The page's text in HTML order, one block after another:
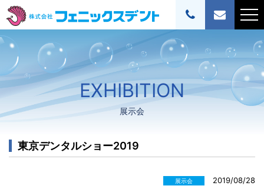
EXHIBITION
展示会
東京デンタルショー2019
展示会 2019/08/28